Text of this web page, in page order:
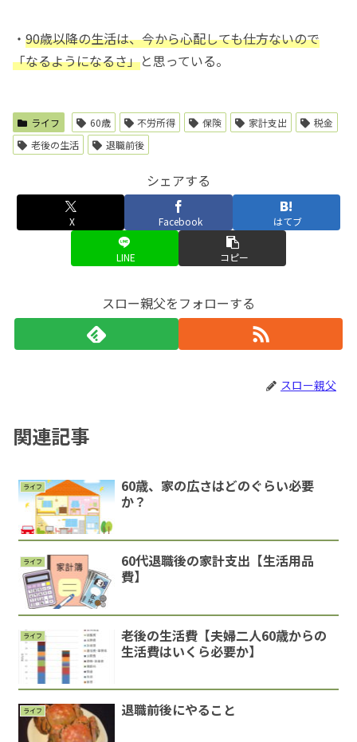
・ 90歳以降の生活は、今から心配しても仕方ないので
「なるようになるさ」と思っている。
ライフ 60歳 不労所得 保険 家計支出
税金
老後の生活
退職前後
シェアする
X Facebook はてブ
LINE コピー
スロー親父をフォローする
スロー親父
関連記事
ライフ
60歳、家の広さはどのぐらい必要
か？
ライフ
60代退職後の家計支出【生活用品
費】
ライフ
老後の生活費【夫婦二人60歳からの
生活費はいくら必要か】
ライフ 退職前後にやること